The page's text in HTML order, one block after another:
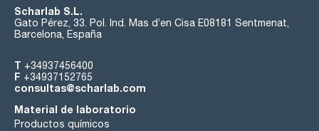
Scharlab S.L.
Gato Pérez, 33. Pol. Ind. Mas d’en Cisa E08181 Sentmenat,
Barcelona, España
T +34937456400
F +34937152765
consultas@scharlab.com
Material de laboratorio
Productos químicos